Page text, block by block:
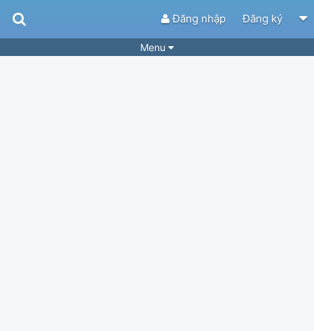
Đăng nhập Đăng ký
Menu